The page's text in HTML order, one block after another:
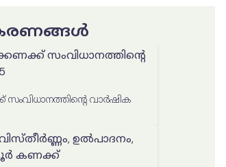
സംവിധാനത്തിൻ്റെ
സംവിധാനത്തിൻ്റെ വാർഷിക
ഉൽപാദനം,
കണക്ക്